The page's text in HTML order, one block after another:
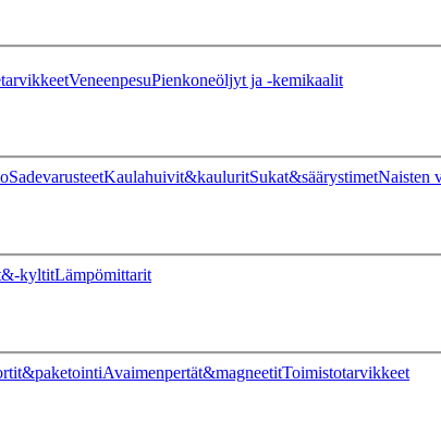
VeneenpesuPienkoneöljyt ja -kemikaalit
SadevarusteetKaulahuivit&kauluritSukat&säärystimetNaisten
kyltitLämpömittarit
Avaimenpertät&magneetitToimistotarvikkeet